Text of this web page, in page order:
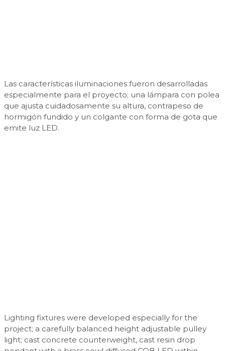
Las características iluminaciones fueron desarrolladas
especialmente para el proyecto; una lámpara con polea
que ajusta cuidadosamente su altura, contrapeso de
hormigón fundido y un colgante con forma de gota que
emite luz LED.
Lighting fixtures were developed especially for the
project; a carefully balanced height adjustable pulley
light; cast concrete counterweight, cast resin drop